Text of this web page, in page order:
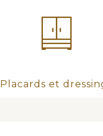
Placards et